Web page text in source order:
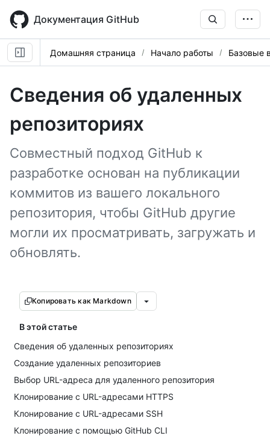
main
content
Документация GitHub
Домашняя страница Начало работы Базовые
Сведения об удаленных
репозиториях
Совместный подход GitHub к
разработке основан на публикации
коммитов из вашего локального
репозитория, чтобы GitHub другие
могли их просматривать, загружать и
обновлять.
Копировать как Markdown
В этой статье
Сведения об удаленных репозиториях
Создание удаленных репозиториев
Выбор URL-адреса для удаленного репозитория
Клонирование с URL-адресами HTTPS
Клонирование с URL-адресами SSH
Клонирование с помощью GitHub CLI